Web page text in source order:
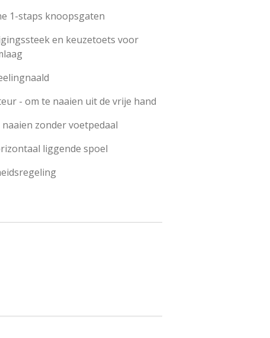
1-staps knoopsgaten
en keuzetoets voor
- om te naaien uit de vrije hand
zonder voetpedaal
liggende spoel